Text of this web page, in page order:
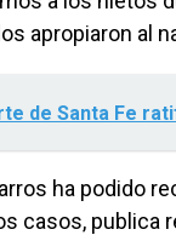
apropiaron al
de Santa Fe
ha podido
casos,